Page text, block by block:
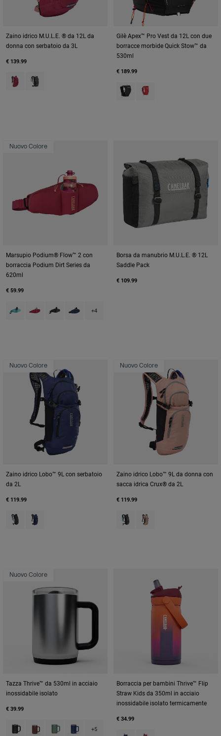
Zaino idrico M.U.L.E. ® da 12L da
donna con serbatoio da 3L
€ 139.99
Product swatch type of Berry.
Product swatch type of Black/Charcoal Grey.
Gilè Apex™ Pro Vest da 12L con due
borracce morbide Quick Stow™ da
530ml
€ 189.99
Product swatch type of Black.
Product swatch type of
Nuovo Colore
Marsupio Podium® Flow™ 2 con
borraccia Podium Dirt Series da
620ml
€ 59.99
Product swatch type of Arctic Blue.
Product swatch type of Berry.
Product swatch type of Black.
Product swatch type of Deep Sea.
+4
Borsa da manubrio M.U.L.E. ® 12L
Saddle Pack
€ 109.99
Nuovo Colore
Zaino idrico Lobo™ 9L con serbatoio
da 2L
€ 119.99
Product swatch type of Black.
Product swatch type of Deep Sea.
Nuovo Colore
Zaino idrico Lobo™ 9L da donna con
sacca idrica Crux® da 2L
€ 119.99
Product swatch type of Black/
Product swatch type of
Nuovo Colore
Tazza Thrive™ da 530ml in acciaio
inossidabile isolato
€ 39.99
Product swatch type of Black.
Product swatch type of Burnt Umber.
Product swatch type of Moss Green.
Product swatch type of Navy.
+5
Borraccia per bambini Thrive™ Flip
Straw Kids da 350ml in acciaio
inossidabile isolato termicamente
€ 34.99
Product swatch type of
Product swatch type of